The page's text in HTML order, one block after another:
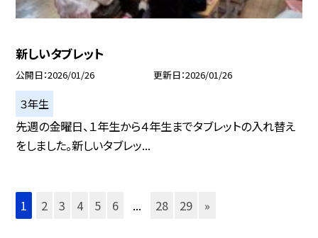
新しいタブレット
公開日 2026/01/26 更新日 2026/01/26
３年生
先週の金曜日、１年生から４年生までタブレットの入れ替え
をしました。新しいタブレッ...
1 2 3 4 5 6 ... 28 29 »